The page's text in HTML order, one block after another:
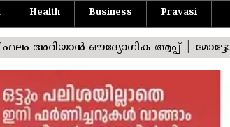
Health Business Pravasi